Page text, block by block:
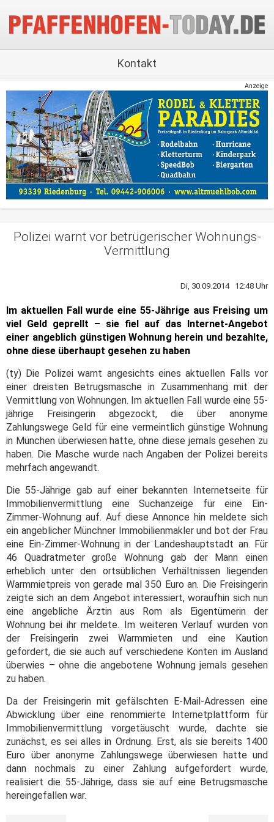
Kontakt
Anzeige
Polizei warnt vor betrügerischer Wohnungs-
Vermittlung
Di, 30.09.2014 12:48 Uhr
Im aktuellen Fall wurde eine 55-Jährige aus Freising um
viel Geld geprellt – sie fiel auf das Internet-Angebot
einer angeblich günstigen Wohnung herein und bezahlte,
ohne diese überhaupt gesehen zu haben
(ty) Die Polizei warnt angesichts eines aktuellen Falls vor
einer dreisten Betrugsmasche in Zusammenhang mit der
Vermittlung von Wohnungen. Im aktuellen Fall wurde eine 55-
jährige Freisingerin abgezockt, die über anonyme
Zahlungswege Geld für eine vermeintlich günstige Wohnung
in München überwiesen hatte, ohne diese jemals gesehen zu
haben. Die Masche wurde nach Angaben der Polizei bereits
mehrfach angewandt.
Die 55-Jährige gab auf einer bekannten Internetseite für
Immobilienvermittlung eine Suchanzeige für eine Ein-
Zimmer-Wohnung auf. Auf diese Annonce hin meldete sich
ein angeblicher Münchner Immobilienmakler und bot der Frau
eine Ein-Zimmer-Wohnung in der Landeshauptstadt an. Für
46 Quadratmeter große Wohnung gab der Mann einen
erheblich unter den ortsüblichen Verhältnissen liegenden
Warmmietpreis von gerade mal 350 Euro an. Die Freisingerin
zeigte sich an dem Angebot interessiert, woraufhin sich nun
eine angebliche Ärztin aus Rom als Eigentümerin der
Wohnung bei ihr meldete. Im weiteren Verlauf wurden von
der Freisingerin zwei Warmmieten und eine Kaution
gefordert, die sie auch auf verschiedene Konten im Ausland
überwies – ohne die angebotene Wohnung jemals gesehen
zu haben.
Da der Freisingerin mit gefälschten E-Mail-Adressen eine
Abwicklung über eine renommierte Internetplattform für
Immobilienvermittlung vorgetäuscht wurde, dachte sie
zunächst, es sei alles in Ordnung. Erst, als sie bereits 1400
Euro über anonyme Zahlungswege überwiesen hatte und
dann nochmals zu einer Zahlung aufgefordert wurde,
realisiert die 55-Jährige, dass sie auf eine Betrugsmasche
hereingefallen war.